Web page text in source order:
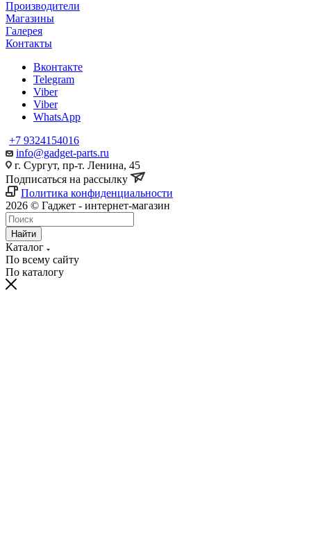
Производители
Магазины
Галерея
Контакты
Вконтакте
Telegram
Viber
Viber
WhatsApp
+7 9324154016
info@gadget-parts.ru
г. Сургут, пр-т. Ленина, 45
Подписаться на рассылку
Политика конфиденциальности
2026 © Гаджет - интернет-магазин
Найти
Каталог
По всему сайту
По каталогу